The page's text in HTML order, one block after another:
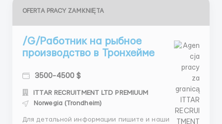
OFERTA PRACY ZAMKNIĘTA
/G/Работник на рыбное
производство в Тронхейме
3500-4500 $
ITTAR RECRUITMENT LTD PREMIUUM
Norwegia (Trondheim)
Для детальной информации пишите и наши